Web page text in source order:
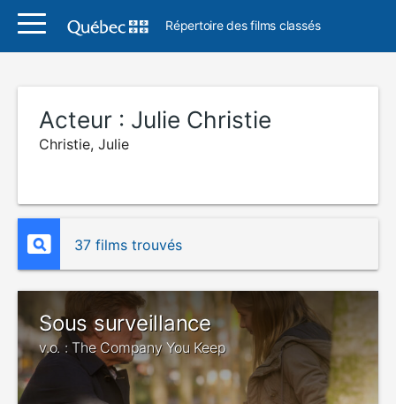
Répertoire des films classés
Acteur : Julie Christie
Christie, Julie
37 films trouvés
Sous surveillance
v.o. : The Company You Keep